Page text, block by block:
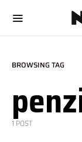
BROWSING TAG
1 POST